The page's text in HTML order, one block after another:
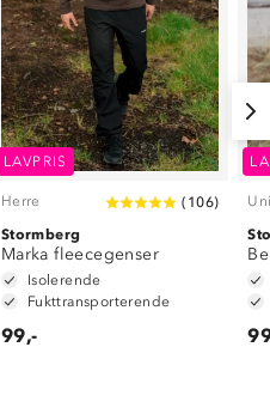
LAVPRIS
Herre ( 106)
Stormberg
Marka fleecegenser
Isolerende
Fukttransporterende
99,-